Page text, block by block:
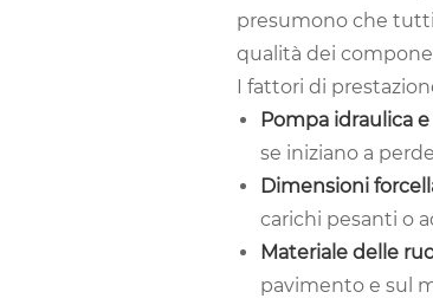
presumono che
qualità dei
I fattori di
Pompa idraulica
se iniziano a
Dimensioni
carichi pesanti o
Materiale delle
pavimento e sul